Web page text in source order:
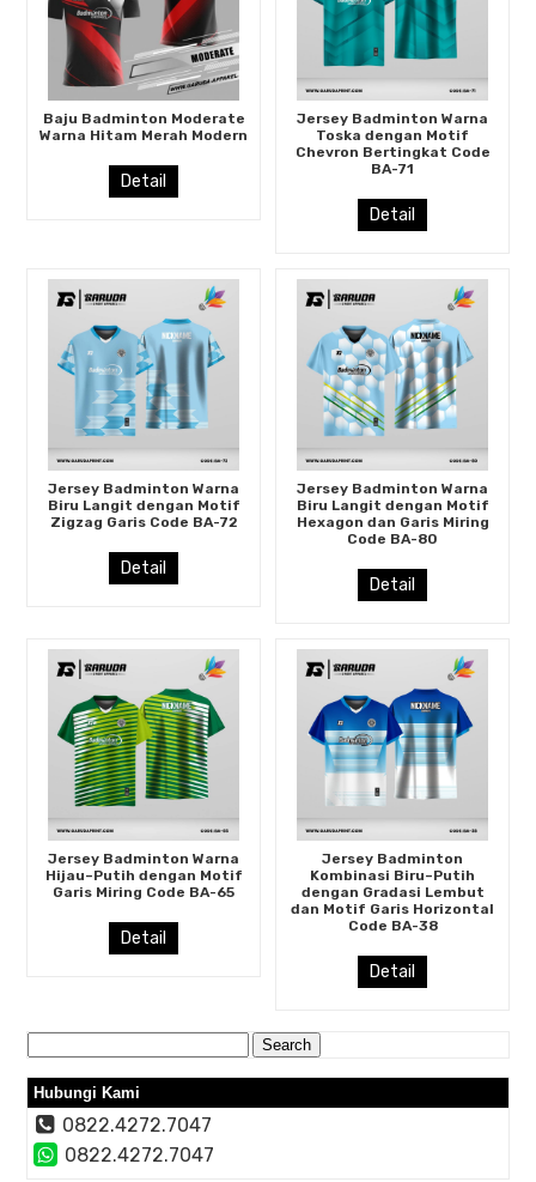
Baju Badminton Moderate
Warna Hitam Merah Modern
Detail
Jersey Badminton Warna
Toska dengan Motif
Chevron Bertingkat Code
BA-71
Detail
Jersey Badminton Warna
Biru Langit dengan Motif
Zigzag Garis Code BA-72
Detail
Jersey Badminton Warna
Biru Langit dengan Motif
Hexagon dan Garis Miring
Code BA-80
Detail
Jersey Badminton Warna
Hijau–Putih dengan Motif
Garis Miring Code BA-65
Detail
Jersey Badminton
Kombinasi Biru–Putih
dengan Gradasi Lembut
dan Motif Garis Horizontal
Code BA-38
Detail
Search
for:
Hubungi Kami
0822.4272.7047
0822.4272.7047